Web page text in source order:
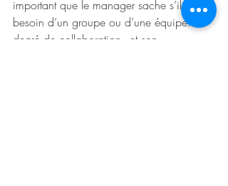
important que le manager sache s’il a
besoin d’un groupe ou d’une équipe. Le
degré de collaboration - et son